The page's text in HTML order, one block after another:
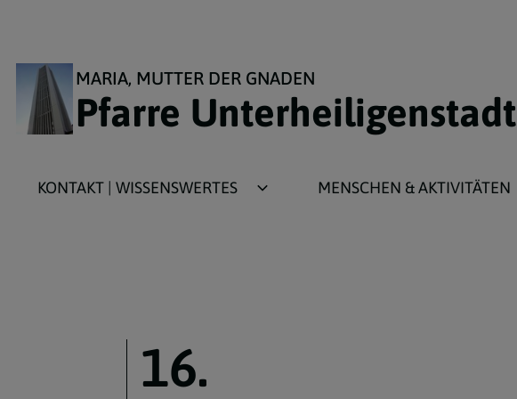
MARIA, MUTTER DER GNADEN
Pfarre Unterheiligenstadt
KONTAKT | WISSENSWERTES
MENSCHEN & AKTIVITÄTEN
16.